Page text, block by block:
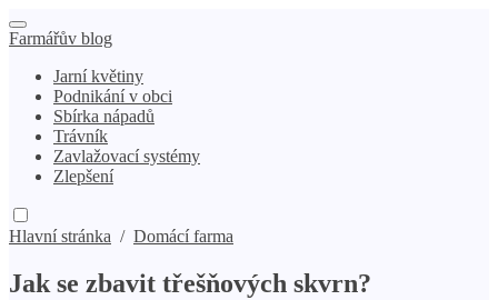
Farmářův blog
Jarní květiny
Podnikání v obci
Sbírka nápadů
Trávník
Zavlažovací systémy
Zlepšení
Hlavní stránka / Domácí farma
Jak se zbavit třešňových skvrn?